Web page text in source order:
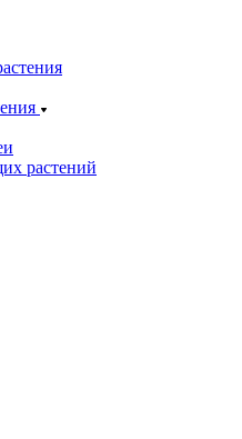
растений